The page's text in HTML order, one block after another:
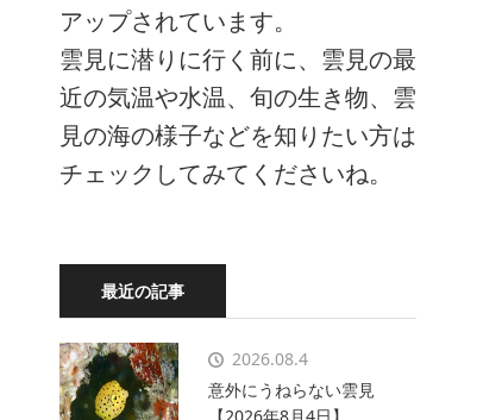
アップされています。
雲見に潜りに行く前に、雲見の最
近の気温や水温、旬の生き物、雲
見の海の様子などを知りたい方は
チェックしてみてくださいね。
最近の記事
2026.08.4
意外にうねらない雲見